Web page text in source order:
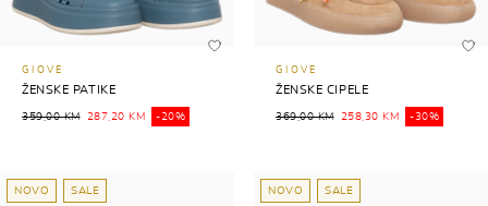
GIOVE
ŽENSKE PATIKE
359,00 KM 287,20 KM -20%
GIOVE
ŽENSKE CIPELE
369,00 KM 258,30 KM -30%
NOVO SALE NOVO SALE